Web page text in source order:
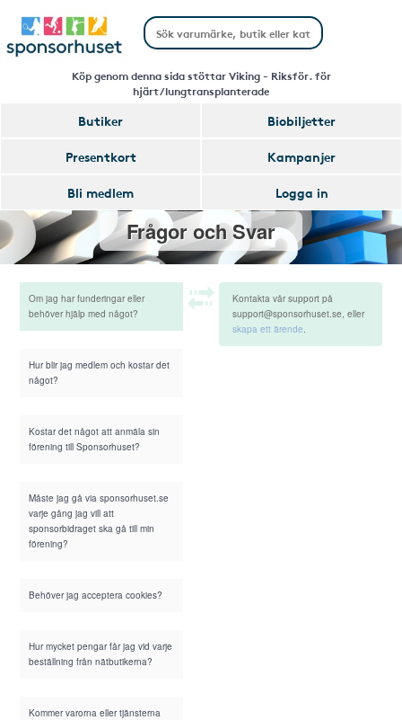
Köp genom denna sida stöttar Viking - Riksför. för
hjärt/lungtransplanterade
Butiker
Biobiljetter
Presentkort
Kampanjer
Bli medlem
Logga in
Frågor och Svar
Om jag har funderingar eller
behöver hjälp med något?
Hur blir jag medlem och kostar det
något?
Kostar det något att anmäla sin
förening till Sponsorhuset?
Måste jag gå via sponsorhuset.se
varje gång jag vill att
sponsorbidraget ska gå till min
förening?
Behöver jag acceptera cookies?
Hur mycket pengar får jag vid varje
beställning från nätbutikerna?
Kommer varorna eller tjänsterna
Kontakta vår support på
support@sponsorhuset.se, eller
skapa ett ärende.